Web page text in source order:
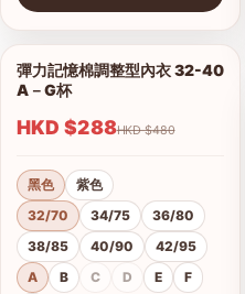
1/18
查看圖片
彈力記憶棉調整型內衣 32-40
A－G杯
HKD $288 HKD $480
黑色
紫色
32/70
34/75
36/80
38/85
40/90
42/95
A
B C D E
F